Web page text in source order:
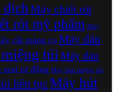
dịch Máy chiết rót
rót mỹ phẩm Máy
cắt màng co Máy dán
túi Máy dán
seal tự động Máy hàn miệng túi
liên tụcMáy hút